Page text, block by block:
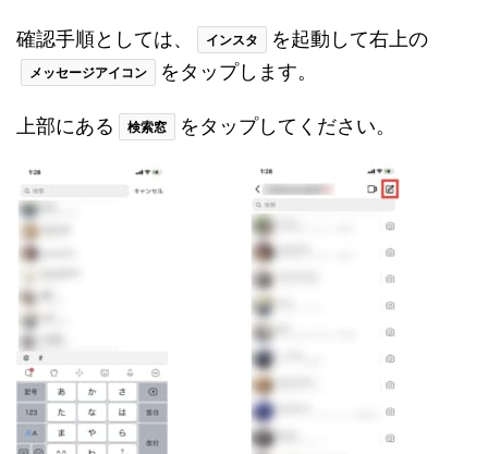
確認手順としては、 インスタ を起動して右上の
メッセージアイコン をタップします。
上部にある 検索窓 をタップしてください。